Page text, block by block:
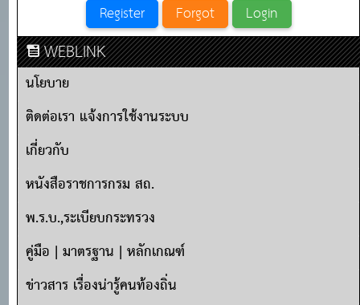
WEBLINK
นโยบาย
ติดต่อเรา แจ้งการใช้งานระบบ
เกี่ยวกับ
หนังสือราชการกรม สถ.
พ.ร.บ.,ระเบียบกระทรวง
คู่มือ | มาตรฐาน | หลักเกณฑ์
ข่าวสาร เรื่องน่ารู้คนท้องถิ่น